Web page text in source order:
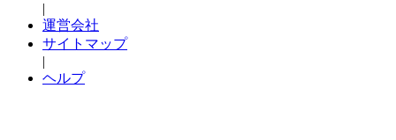
|
運営会社
サイトマップ
|
ヘルプ